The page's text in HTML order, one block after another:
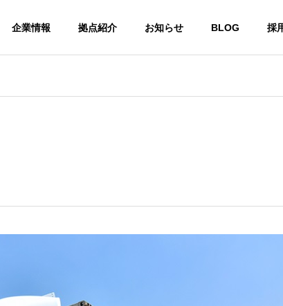
企業情報 拠点紹介 お知らせ BLOG 採
GROUP COMPANY